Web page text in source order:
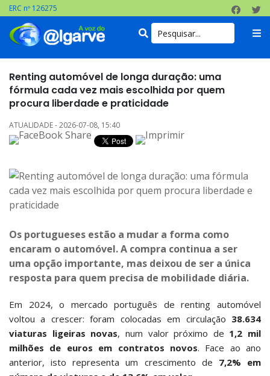
ERC nº 126275
Renting automóvel de longa duração: uma
fórmula cada vez mais escolhida por quem
procura liberdade e praticidade
ATUALIDADE - 2026-07-08, 15:40
Os portugueses estão a mudar a forma como
encaram o automóvel. A compra continua a ser
uma opção importante, mas deixou de ser a única
resposta para quem precisa de mobilidade diária.
Em 2024, o mercado português de renting automóvel
voltou a crescer: foram colocadas em circulação 38.634
viaturas ligeiras novas, num valor próximo de 1,2 mil
milhões de euros em contratos novos. Face ao ano
anterior, isto representa um crescimento de 7,2% em